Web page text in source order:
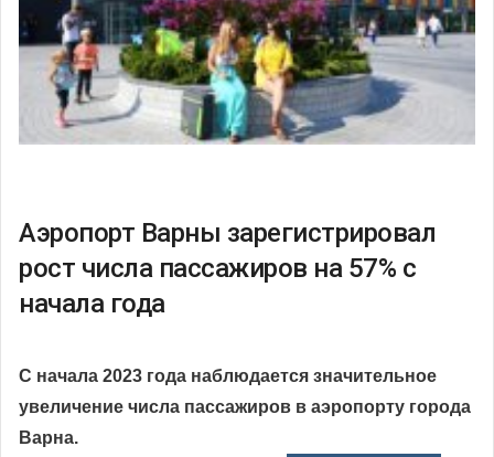
Аэропорт Варны зарегистрировал
рост числа пассажиров на 57% с
начала года
С начала 2023 года наблюдается значительное
увеличение числа пассажиров в аэропорту города
Варна.